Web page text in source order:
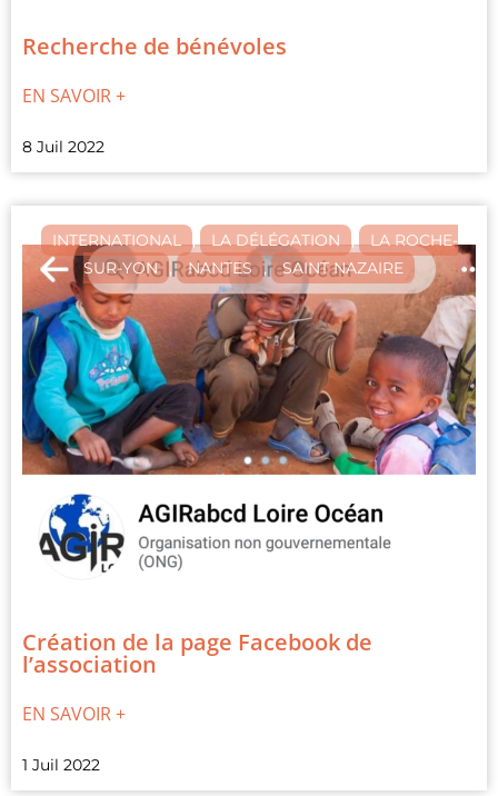
Recherche de bénévoles
EN SAVOIR +
8 Juil 2022
INTERNATIONAL , LA DÉLÉGATION , LA ROCHE-
SUR-YON
, NANTES , SAINT NAZAIRE
Création de la page Facebook de
l’association
EN SAVOIR +
1 Juil 2022